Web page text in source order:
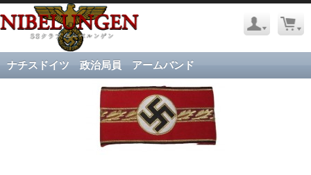
ナチスドイツ 政治局員 アームバンド